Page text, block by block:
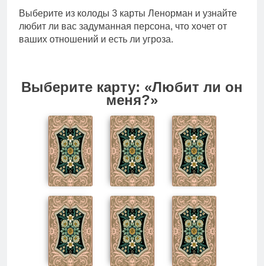
Выберите из колоды 3 карты Ленорман и узнайте
любит ли вас задуманная персона, что хочет от
ваших отношений и есть ли угроза.
Выберите карту: «Любит ли он
меня?»